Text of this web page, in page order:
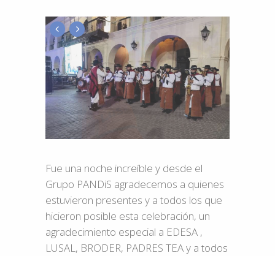
Fue una noche increíble y desde el
Grupo PANDiS agradecemos a quienes
estuvieron presentes y a todos los que
hicieron posible esta celebración, un
agradecimiento especial a EDESA ,
LUSAL, BRODER, PADRES TEA y a todos